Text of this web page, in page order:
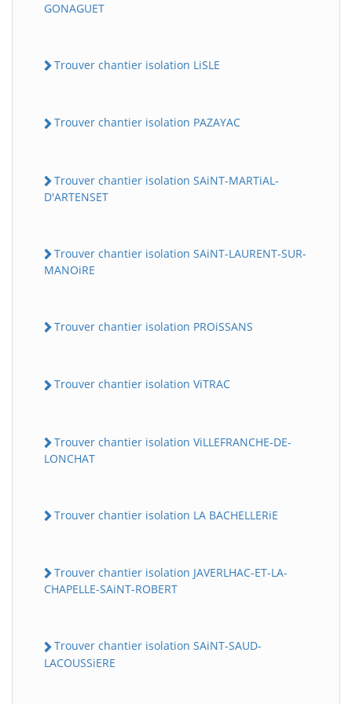
GONAGUET
Trouver chantier isolation LiSLE
Trouver chantier isolation PAZAYAC
Trouver chantier isolation SAiNT-MARTiAL-
D'ARTENSET
Trouver chantier isolation SAiNT-LAURENT-SUR-
MANOiRE
Trouver chantier isolation PROiSSANS
Trouver chantier isolation ViTRAC
Trouver chantier isolation ViLLEFRANCHE-DE-
LONCHAT
Trouver chantier isolation LA BACHELLERiE
Trouver chantier isolation JAVERLHAC-ET-LA-
CHAPELLE-SAiNT-ROBERT
Trouver chantier isolation SAiNT-SAUD-
LACOUSSiERE